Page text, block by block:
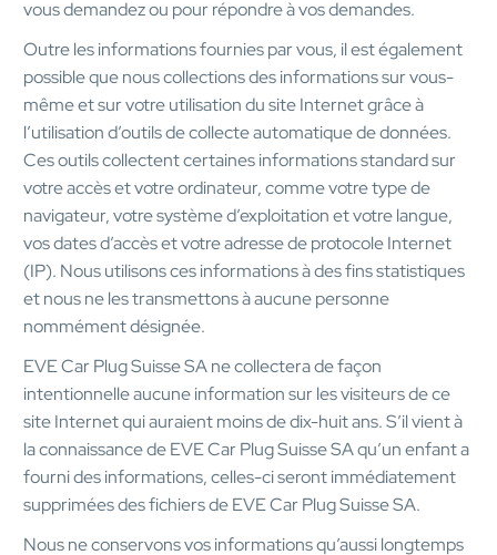
vous demandez ou pour répondre à vos demandes.
Outre les informations fournies par vous, il est également
possible que nous collections des informations sur vous-
même et sur votre utilisation du site Internet grâce à
l’utilisation d’outils de collecte automatique de données.
Ces outils collectent certaines informations standard sur
votre accès et votre ordinateur, comme votre type de
navigateur, votre système d’exploitation et votre langue,
vos dates d’accès et votre adresse de protocole Internet
(IP). Nous utilisons ces informations à des fins statistiques
et nous ne les transmettons à aucune personne
nommément désignée.
EVE Car Plug Suisse SA ne collectera de façon
intentionnelle aucune information sur les visiteurs de ce
site Internet qui auraient moins de dix-huit ans. S’il vient à
la connaissance de EVE Car Plug Suisse SA qu’un enfant a
fourni des informations, celles-ci seront immédiatement
supprimées des fichiers de EVE Car Plug Suisse SA.
Nous ne conservons vos informations qu’aussi longtemps